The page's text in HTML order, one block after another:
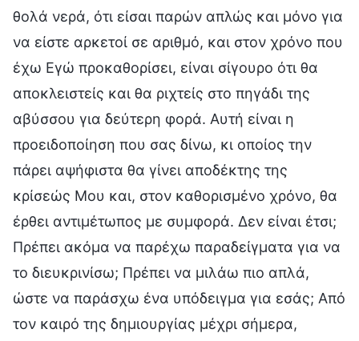
θολά νερά, ότι είσαι παρών απλώς και μόνο για
να είστε αρκετοί σε αριθμό, και στον χρόνο που
έχω Εγώ προκαθορίσει, είναι σίγουρο ότι θα
αποκλειστείς και θα ριχτείς στο πηγάδι της
αβύσσου για δεύτερη φορά. Αυτή είναι η
προειδοποίηση που σας δίνω, κι οποίος την
πάρει αψήφιστα θα γίνει αποδέκτης της
κρίσεώς Μου και, στον καθορισμένο χρόνο, θα
έρθει αντιμέτωπος με συμφορά. Δεν είναι έτσι;
Πρέπει ακόμα να παρέχω παραδείγματα για να
το διευκρινίσω; Πρέπει να μιλάω πιο απλά,
ώστε να παράσχω ένα υπόδειγμα για εσάς; Από
τον καιρό της δημιουργίας μέχρι σήμερα,